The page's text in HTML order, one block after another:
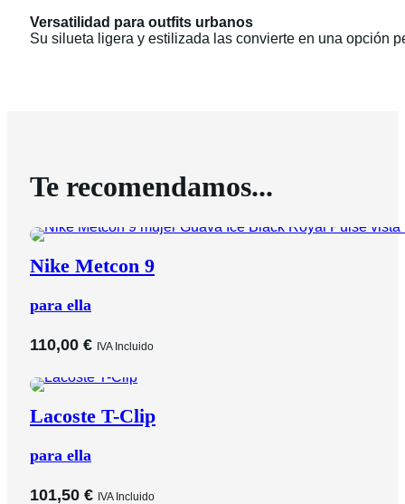
Versatilidad para outfits urbanos
Su silueta ligera y estilizada las convierte en una opción
Te recomendamos...
Nike Metcon 9
para ella
110,00 € IVA Incluido
Lacoste T-Clip
para ella
101,50 € IVA Incluido